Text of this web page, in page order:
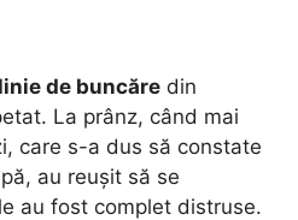
linie de buncăre din
La prânz, când mai
care s-a dus să constate
au reușit să se
au fost complet distruse.